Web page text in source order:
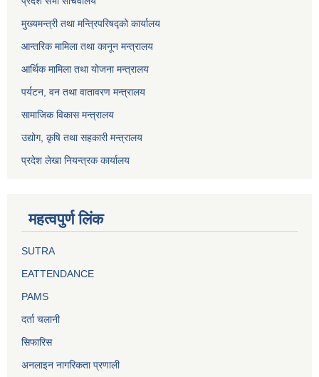
मुख्यमन्त्री तथा मन्त्रिपरिषद्को कार्यालय
आन्तरिक मामिला तथा कानून मन्त्रालय
आर्थिक मामिला तथा योजना मन्त्रालय
पर्यटन, वन तथा वातावरण मन्त्रालय
सामाजिक विकास मन्त्रालय
उद्योग, कृषि तथा सहकारी मन्त्रालय
प्रदेश लेखा नियन्त्रक कार्यालय
महत्वपुर्ण लिंक
SUTRA
EATTENDANCE
PAMS
दर्ता चलानी
सिफारिस
अनलाइन नागरिकता प्रणाली